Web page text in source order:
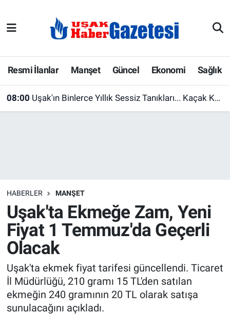
Resmi İlanlar Manşet Güncel Ekonomi Sağlık
08:00 Uşak'ın Binlerce Yıllık Sessiz Tanıkları... Kaçak Kazılar Bu Eşsiz Duvar Resimlerini Parçaladı
HABERLER MANŞET
Uşak'ta Ekmeğe Zam, Yeni
Fiyat 1 Temmuz'da Geçerli
Olacak
Uşak'ta ekmek fiyat tarifesi güncellendi. Ticaret
İl Müdürlüğü, 210 gramı 15 TL'den satılan
ekmeğin 240 gramının 20 TL olarak satışa
sunulacağını açıkladı.
E-Gazete
Ekonomi
Köşe Yazarları
Kültür Sanat
Manşet
Resmi İlanlar
Sağlık
Uşak Hava Durumu
Uşak Trafik Yoğunluk Haritası